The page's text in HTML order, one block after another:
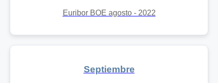
Euribor BOE agosto - 2022
Septiembre